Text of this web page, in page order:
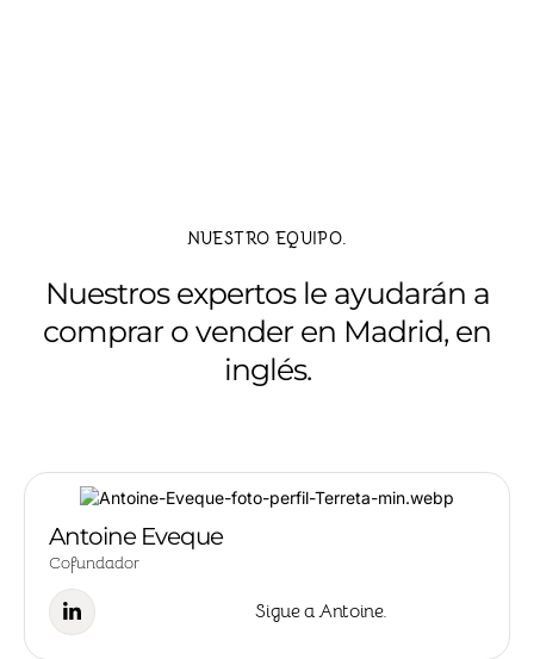
NUESTRO EQUIPO.
Nuestros expertos le ayudarán a
comprar o vender en Madrid, en
inglés.
Antoine Eveque
Cofundador
Sigue a Antoine.